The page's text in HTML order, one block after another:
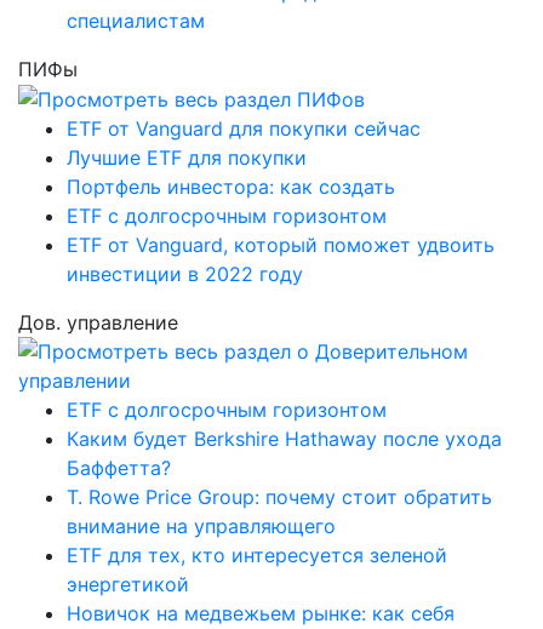
специалистам
ПИФы
ETF от Vanguard для покупки сейчас
Лучшие ETF для покупки
Портфель инвестора: как создать
ETF с долгосрочным горизонтом
ETF от Vanguard, который поможет удвоить
инвестиции в 2022 году
Дов. управление
ETF с долгосрочным горизонтом
Каким будет Berkshire Hathaway после ухода
Баффетта?
T. Rowe Price Group: почему стоит обратить
внимание на управляющего
ETF для тех, кто интересуется зеленой
энергетикой
Новичок на медвежьем рынке: как себя